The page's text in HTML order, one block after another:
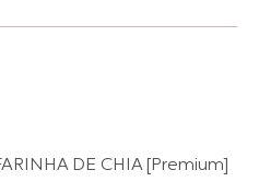
DE CHIA [Premium]